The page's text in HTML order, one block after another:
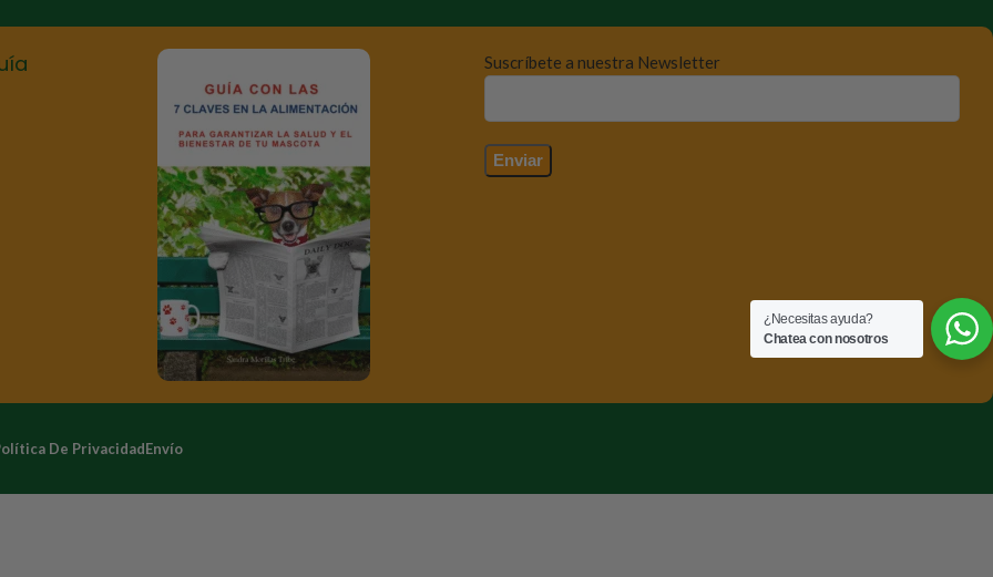
Suscríbete a nuestra Newsletter
De PrivacidadEnvío
¿Necesitas ayuda?
Chatea con nosotros